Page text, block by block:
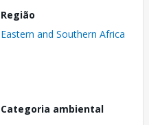
Região
Eastern and Southern Africa
Categoria ambiental